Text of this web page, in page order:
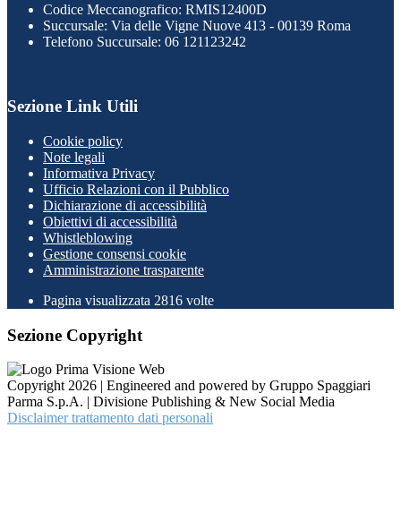
Codice Meccanografico: RMIS12400D
Succursale: Via delle Vigne Nuove 413 - 00139 Roma
Telefono Succursale: 06 121123242
Sezione Link Utili
Cookie policy
Note legali
Informativa Privacy
Ufficio Relazioni con il Pubblico
Dichiarazione di accessibilità
Obiettivi di accessibilità
Whistleblowing
Gestione consensi cookie
Amministrazione trasparente
Pagina visualizzata 2816 volte
Sezione Copyright
Copyright 2026 | Engineered and powered by Gruppo Spaggiari
Parma S.p.A. | Divisione Publishing & New Social Media
Disclaimer trattamento dati personali